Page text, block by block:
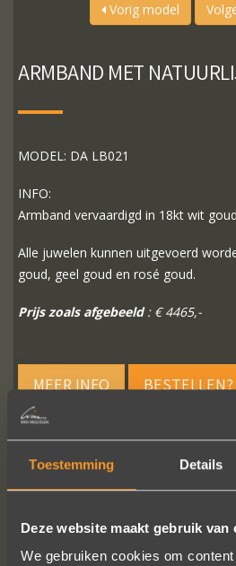
Toestemming Details
Deze website maakt gebruik van
We gebruiken cookies om
Vorig model
ARMBAND MET
MODEL: DA LB021
INFO:
Armband vervaardigd in 18kt wit
Alle juwelen kunnen uitgevoerd
goud, geel goud en rosé goud.
Prijs zoals afgebeeld: € 4465,-
MEER INFO BESTELLEN?
VOLG ONS OP